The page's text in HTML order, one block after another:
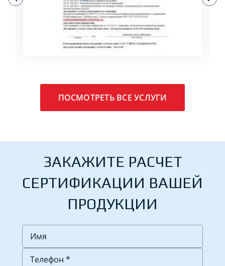
ПОДРОБНЕЕ
ПОСМОТРЕТЬ ВСЕ УСЛУГИ
ЗАКАЖИТЕ РАСЧЕТ
СЕРТИФИКАЦИИ ВАШЕЙ
ПРОДУКЦИИ